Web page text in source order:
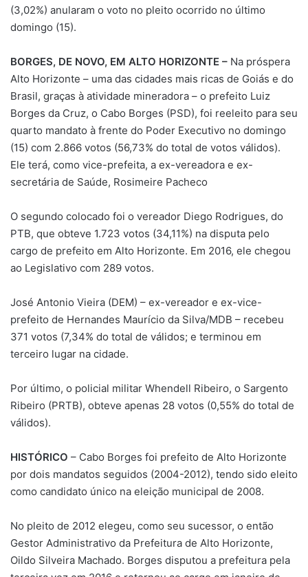
(3,02%) anularam o voto no pleito ocorrido no último
domingo (15).
BORGES, DE NOVO, EM ALTO HORIZONTE – Na próspera
Alto Horizonte – uma das cidades mais ricas de Goiás e do
Brasil, graças à atividade mineradora – o prefeito Luiz
Borges da Cruz, o Cabo Borges (PSD), foi reeleito para seu
quarto mandato à frente do Poder Executivo no domingo
(15) com 2.866 votos (56,73% do total de votos válidos).
Ele terá, como vice-prefeita, a ex-vereadora e ex-
secretária de Saúde, Rosimeire Pacheco
O segundo colocado foi o vereador Diego Rodrigues, do
PTB, que obteve 1.723 votos (34,11%) na disputa pelo
cargo de prefeito em Alto Horizonte. Em 2016, ele chegou
ao Legislativo com 289 votos.
José Antonio Vieira (DEM) – ex-vereador e ex-vice-
prefeito de Hernandes Maurício da Silva/MDB – recebeu
371 votos (7,34% do total de válidos; e terminou em
terceiro lugar na cidade.
Por último, o policial militar Whendell Ribeiro, o Sargento
Ribeiro (PRTB), obteve apenas 28 votos (0,55% do total de
válidos).
HISTÓRICO – Cabo Borges foi prefeito de Alto Horizonte
por dois mandatos seguidos (2004-2012), tendo sido eleito
como candidato único na eleição municipal de 2008.
No pleito de 2012 elegeu, como seu sucessor, o então
Gestor Administrativo da Prefeitura de Alto Horizonte,
Oildo Silveira Machado. Borges disputou a prefeitura pela